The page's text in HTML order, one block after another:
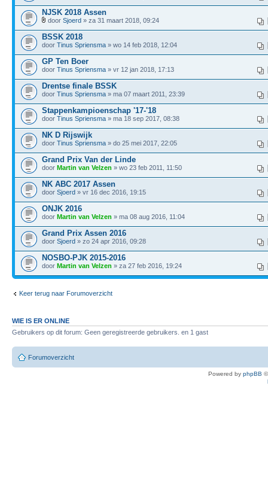
NJSK 2018 Assen
door Sjoerd » za 31 maart 2018, 09:24
BSSK 2018
door Tinus Spriensma » wo 14 feb 2018, 12:04
GP Ten Boer
door Tinus Spriensma » vr 12 jan 2018, 17:13
Drentse finale BSSK
door Tinus Spriensma » ma 07 maart 2011, 23:39
Stappenkampioenschap '17-'18
door Tinus Spriensma » ma 18 sep 2017, 08:38
NK D Rijswijk
door Tinus Spriensma » do 25 mei 2017, 22:05
Grand Prix Van der Linde
door Martin van Velzen » wo 23 feb 2011, 11:50
NK ABC 2017 Assen
door Sjoerd » vr 16 dec 2016, 19:15
ONJK 2016
door Martin van Velzen » ma 08 aug 2016, 11:04
Grand Prix Assen 2016
door Sjoerd » zo 24 apr 2016, 09:28
NOSBO-PJK 2015-2016
door Martin van Velzen » za 27 feb 2016, 19:24
Keer terug naar Forumoverzicht
WIE IS ER ONLINE
Gebruikers op dit forum: Geen geregistreerde gebruikers. en 1 gast
Forumoverzicht
Powered by phpBB